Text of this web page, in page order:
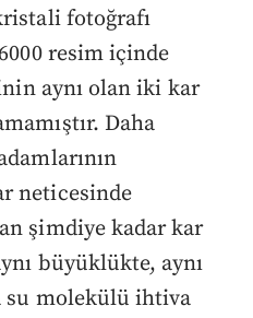
fotoğrafı
resim içinde
aynı olan iki kar
Daha
neticesinde
şimdiye kadar kar
büyüklükte, aynı
su molekülü ihtiva